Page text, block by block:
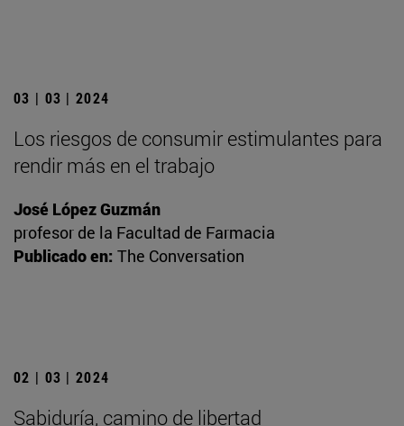
03 | 03 | 2024
Los riesgos de consumir estimulantes para
rendir más en el trabajo
José López Guzmán
profesor de la Facultad de Farmacia
Publicado en: The Conversation
02 | 03 | 2024
Sabiduría, camino de libertad